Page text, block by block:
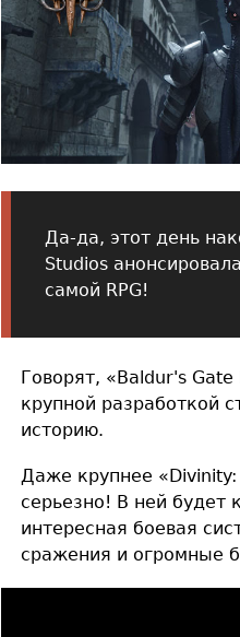
Да-да, этот день
Studios
самой RPG!
Говорят, «Baldur's
крупной разработкой
историю.
Даже крупнее «Divinity:
серьезно! В ней будет
интересная боевая
сражения и огромные